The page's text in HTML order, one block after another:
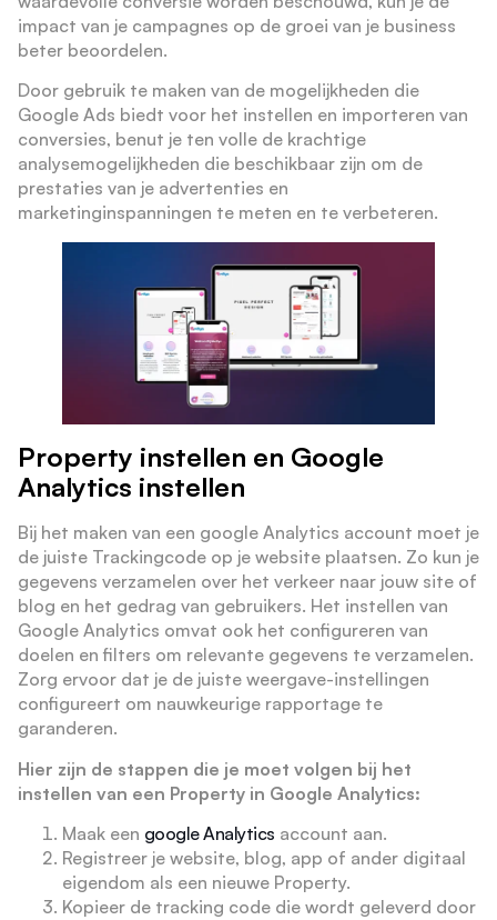
impact van je campagnes op de groei van je business
beter beoordelen.
Door gebruik te maken van de mogelijkheden die
Google Ads biedt voor het instellen en importeren van
conversies, benut je ten volle de krachtige
analysemogelijkheden die beschikbaar zijn om de
prestaties van je advertenties en
marketinginspanningen te meten en te verbeteren.
Property instellen en Google
Analytics instellen
Bij het maken van een google Analytics account moet je
de juiste Trackingcode op je website plaatsen. Zo kun je
gegevens verzamelen over het verkeer naar jouw site of
blog en het gedrag van gebruikers. Het instellen van
Google Analytics omvat ook het configureren van
doelen en filters om relevante gegevens te verzamelen.
Zorg ervoor dat je de juiste weergave-instellingen
configureert om nauwkeurige rapportage te
garanderen.
Hier zijn de stappen die je moet volgen bij het
instellen van een Property in Google Analytics:
Maak een google Analytics account aan.
Registreer je website, blog, app of ander digitaal
eigendom als een nieuwe Property.
Kopieer de tracking code die wordt geleverd door